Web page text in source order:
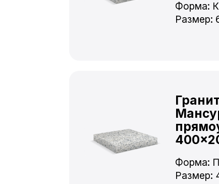
Форма:
Размер:
Форма:
Размер: